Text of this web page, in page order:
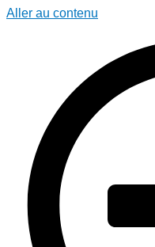
Aller au contenu